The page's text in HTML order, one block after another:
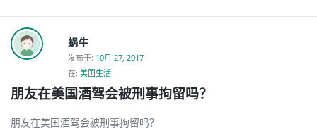
蜗牛
发布于: 10月 27, 2017
在: 美国生活
朋友在美国酒驾会被刑事拘留吗？
朋友在美国酒驾会被刑事拘留吗？